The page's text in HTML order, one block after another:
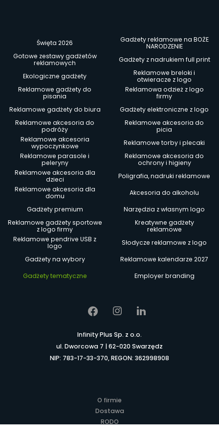
Święta 2026
Gadżety reklamowe na BOŻE
NARODZENIE
Gotowe zestawy gadżetów
reklamowych
Gadżety z nadrukiem full print
Ekologiczne gadżety
Reklamowe breloki i
otwieracze z logo
Reklamowe gadżety do
pisania
Reklamowa odzież z logo
firmy
Reklamowe gadżety do biura
Gadżety elektroniczne z logo
Reklamowe akcesoria do
podróży
Reklamowe akcesoria do
picia
Reklamowe akcesoria
wypoczynkowe
Reklamowe torby i plecaki
Reklamowe parasole i
peleryny
Reklamowe akcesoria do
ochrony i higieny
Reklamowe akcesoria dla
dzieci
Poligrafia, nadruki reklamowe
Reklamowe akcesoria dla
domu
Akcesoria do alkoholu
Gadżety premium
Narzędzia z własnym logo
Reklamowe gadżety sportowe
z logo firmy
Kreatywne gadżety
reklamowe
Reklamowe pendrive USB z
logo
Słodycze reklamowe z logo
Gadżety na wybory
Reklamowe kalendarze 2027
Gadżety tematyczne
Employer branding
Infinity Plus Sp. z o.o.
ul. Dworcowa 7 | 62-020 Swarzędz
NIP: 783-17-33-370, REGON: 362998908
O firmie
Dostawa
RODO